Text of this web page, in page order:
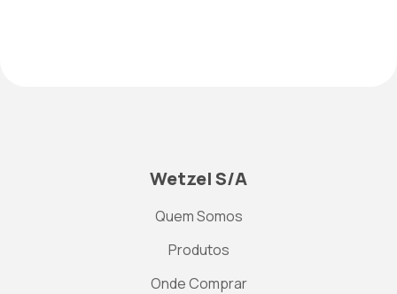
Wetzel S/A
Quem Somos
Produtos
Onde Comprar